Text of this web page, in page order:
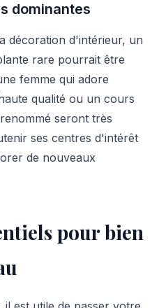
dominantes
décoration d'intérieur, un
rare pourrait être
femme qui adore
qualité ou un cours
seront très
ses centres d'intérêt
de nouveaux
pour bien